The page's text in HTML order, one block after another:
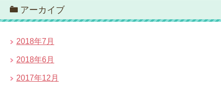
アーカイブ
2018年7月
2018年6月
2017年12月